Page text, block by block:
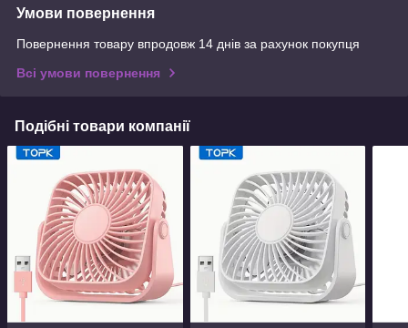
Умови повернення
Повернення товару впродовж 14 днів за рахунок покупця
Всі умови повернення
Подібні товари компанії